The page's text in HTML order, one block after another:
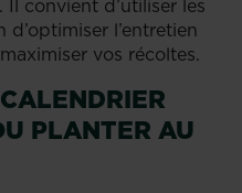
convient d’utiliser les
l’entretien
vos récoltes.
PLANTER AU